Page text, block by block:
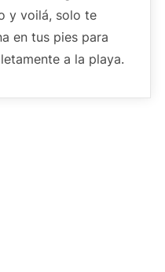
y voilá, solo te
en tus pies para
a la playa.